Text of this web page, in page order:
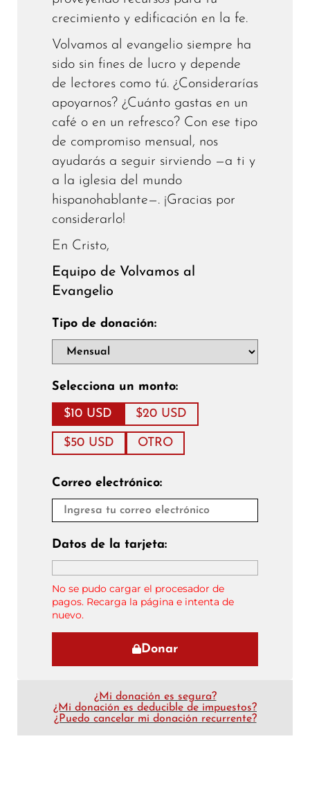
crecimiento y edificación en la fe.
Volvamos al evangelio siempre ha
sido sin fines de lucro y depende
de lectores como tú. ¿Considerarías
apoyarnos? ¿Cuánto gastas en un
café o en un refresco? Con ese tipo
de compromiso mensual, nos
ayudarás a seguir sirviendo —a ti y
a la iglesia del mundo
hispanohablante—. ¡Gracias por
considerarlo!
En Cristo,
Equipo de Volvamos al
Evangelio
Tipo de donación:
Selecciona un monto:
$10 USD $20 USD
$50 USD OTRO
Correo electrónico:
Datos de la tarjeta:
No se pudo cargar el procesador de
pagos. Recarga la página e intenta de
nuevo.
Donar
¿Mi donación es segura?
¿Mi donación es deducible de impuestos?
¿Puedo cancelar mi donación recurrente?